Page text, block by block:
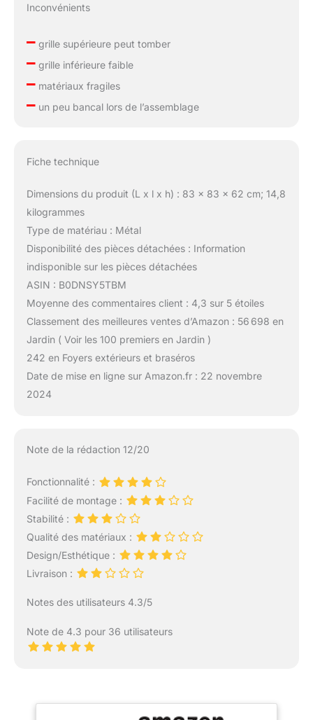
Inconvénients
–grille supérieure peut tomber
–grille inférieure faible
–matériaux fragiles
–un peu bancal lors de l’assemblage
Fiche technique
Dimensions du produit (L x l x h) : 83 x 83 x 62 cm; 14,8
kilogrammes
Type de matériau : Métal
Disponibilité des pièces détachées : Information
indisponible sur les pièces détachées
ASIN : B0DNSY5TBM
Moyenne des commentaires client : 4,3 sur 5 étoiles
Classement des meilleures ventes d’Amazon : 56 698 en
Jardin ( Voir les 100 premiers en Jardin )
242 en Foyers extérieurs et braséros
Date de mise en ligne sur Amazon.fr : 22 novembre
2024
Note de la rédaction 12/20
Fonctionnalité :
Facilité de montage :
Stabilité :
Qualité des matériaux :
Design/Esthétique :
Livraison :
Notes des utilisateurs 4.3/5
Note de 4.3 pour 36 utilisateurs